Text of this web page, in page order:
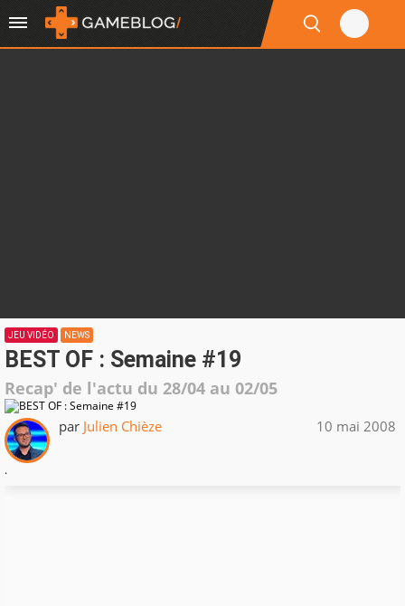
JEU VIDÉO NEWS
BEST OF : Semaine #19
Recap' de l'actu du 28/04 au 02/05
par Julien Chièze 10 mai 2008
.